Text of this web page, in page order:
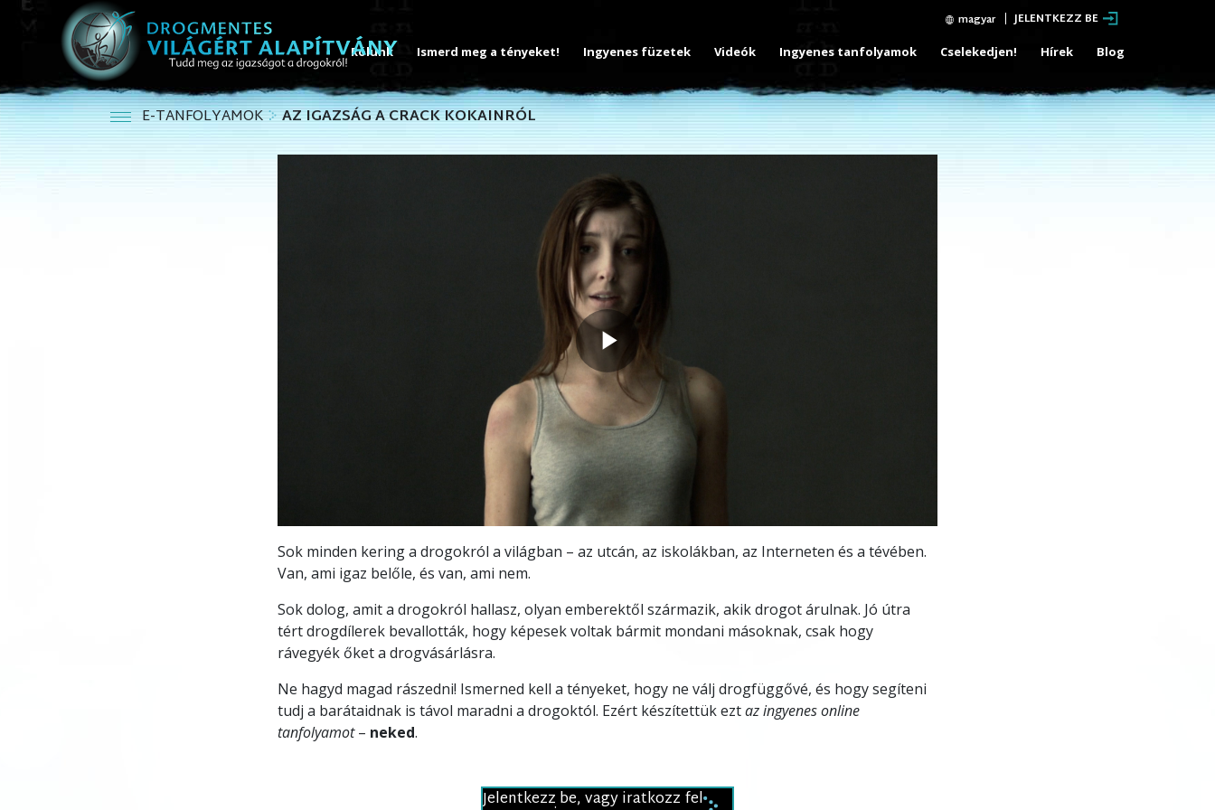
magyar JELENTKEZZ BE
Rólunk Ismerd meg a tényeket! Ingyenes füzetek Videók Ingyenes tanfolyamok Cselekedjen! Hírek Blog
E-TANFOLYAMOK AZ IGAZSÁG A CRACK KOKAINRÓL
Play
Video
Sok minden kering a drogokról a világban – az utcán, az iskolákban, az Interneten és a tévében.
Van, ami igaz belőle, és van, ami nem.
Sok dolog, amit a drogokról hallasz, olyan emberektől származik, akik drogot árulnak. Jó útra
tért drogdílerek bevallották, hogy képesek voltak bármit mondani másoknak, csak hogy
rávegyék őket a drogvásárlásra.
Ne hagyd magad rászedni! Ismerned kell a tényeket, hogy ne válj drogfüggővé, és hogy segíteni
tudj a barátaidnak is távol maradni a drogoktól. Ezért készítettük eztaz ingyenes online
tanfolyamot– neked.
Jelentkezz be, vagy iratkozz fel